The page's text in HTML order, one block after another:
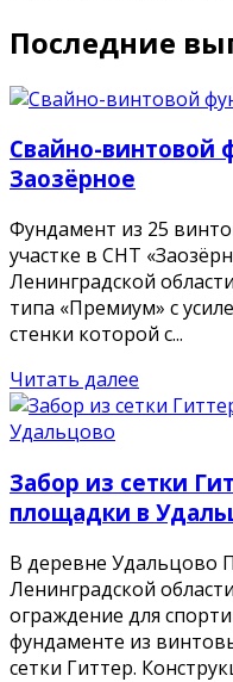
Последние
Свайно-винтовой
Заозёрное
Фундамент из 25
участке в СНТ
Ленинградской
типа «Премиум» с
стенки которой с...
Читать далее
Забор из сетки
площадки в
В деревне Удальцово
Ленинградской
ограждение для
фундаменте из
сетки Гиттер.